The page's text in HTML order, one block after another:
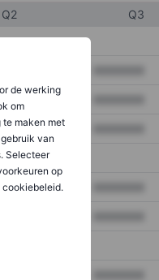
de werking
om
maken met
van
Selecteer
op
cookiebeleid.
Q2 Q3